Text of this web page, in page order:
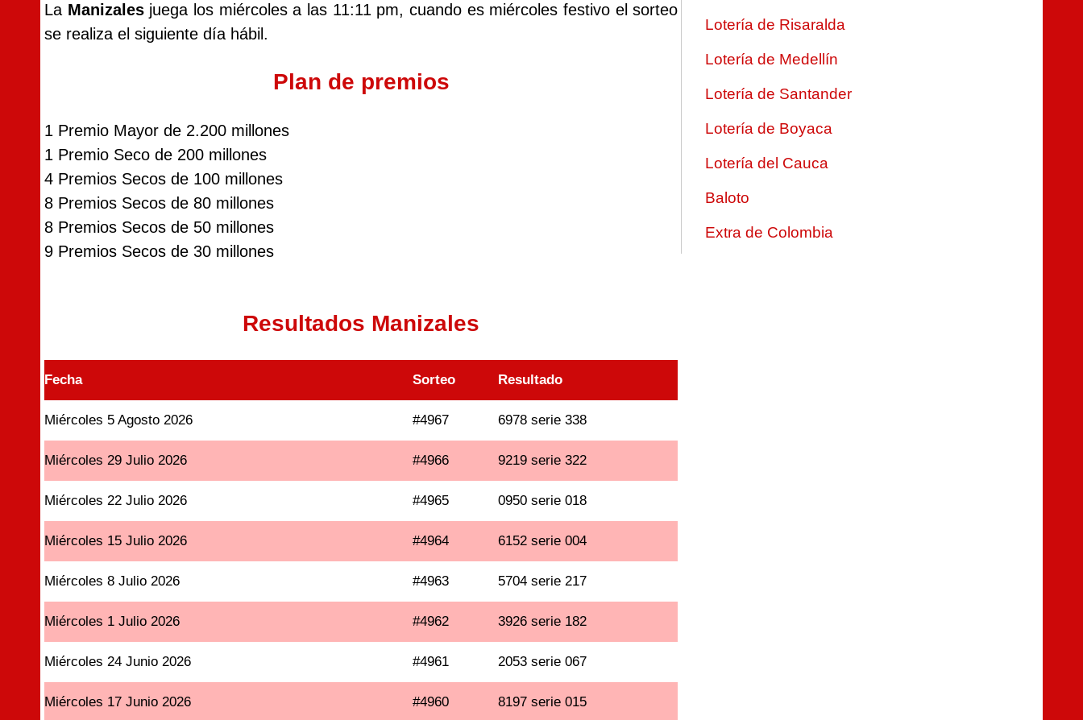
La Manizalesjuega los miércoles a las 11:11 pm, cuando es miércoles festivo el sorteo
se realiza el siguiente día hábil.
Plan de premios
1 Premio Mayor de 2.200 millones
1 Premio Seco de 200 millones
4 Premios Secos de 100 millones
8 Premios Secos de 80 millones
8 Premios Secos de 50 millones
9 Premios Secos de 30 millones
Resultados Manizales
Fecha Sorteo Resultado
Miércoles 5 Agosto 2026 #4967 6978 serie 338
Miércoles 29 Julio 2026 #4966 9219 serie 322
Miércoles 22 Julio 2026 #4965 0950 serie 018
Miércoles 15 Julio 2026 #4964 6152 serie 004
Miércoles 8 Julio 2026 #4963 5704 serie 217
Miércoles 1 Julio 2026 #4962 3926 serie 182
Miércoles 24 Junio 2026 #4961 2053 serie 067
Miércoles 17 Junio 2026 #4960 8197 serie 015
Lotería de Risaralda
Lotería de Medellín
Lotería de Santander
Lotería de Boyaca
Lotería del Cauca
Baloto
Extra de Colombia